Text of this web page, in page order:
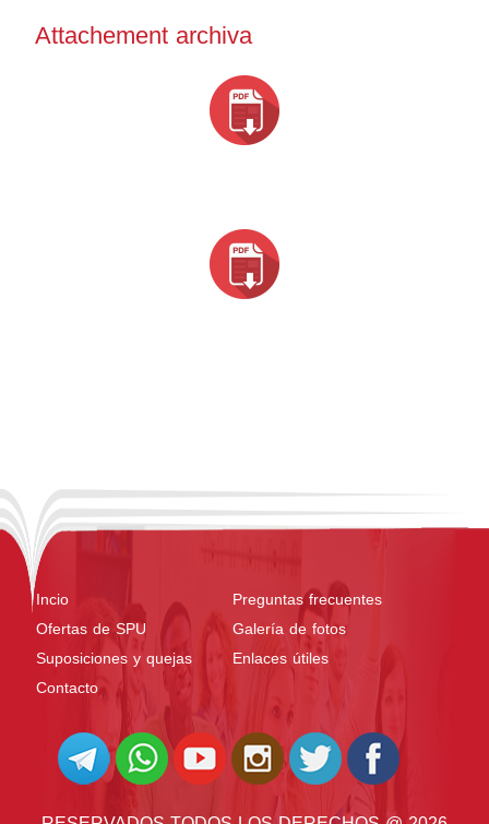
Attachement archiva
Incio
Preguntas frecuentes
Ofertas de SPU
Galería de fotos
Suposiciones y quejas
Enlaces útiles
Contacto